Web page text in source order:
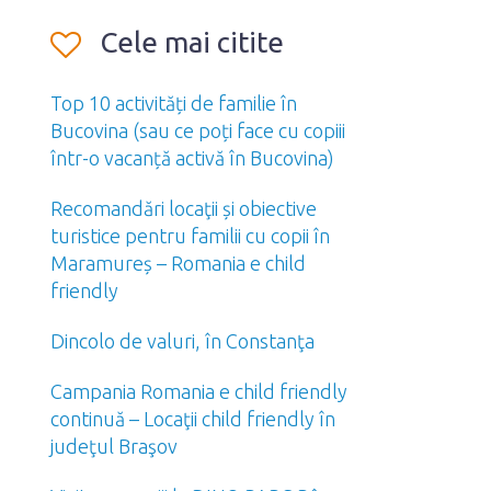
Cele mai citite
Top 10 activități de familie în
Bucovina (sau ce poți face cu copiii
într-o vacanță activă în Bucovina)
Recomandări locaţii și obiective
turistice pentru familii cu copii în
Maramureș – Romania e child
friendly
Dincolo de valuri, în Constanţa
Campania Romania e child friendly
continuă – Locaţii child friendly în
judeţul Braşov